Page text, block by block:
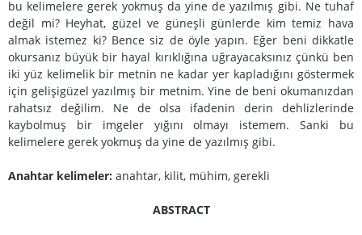
bu kelimelere gerek yokmuş da yine de yazılmış gibi. Ne tuhaf
değil mi? Heyhat, güzel ve güneşli günlerde kim temiz hava
almak istemez ki? Bence siz de öyle yapın. Eğer beni dikkatle
okursanız büyük bir hayal kırıklığına uğrayacaksınız çünkü ben
iki yüz kelimelik bir metnin ne kadar yer kapladığını göstermek
için gelişigüzel yazılmış bir metnim. Yine de beni okumanızdan
rahatsız değilim. Ne de olsa ifadenin derin dehlizlerinde
kaybolmuş bir imgeler yığını olmayı istemem. Sanki bu
kelimelere gerek yokmuş da yine de yazılmış gibi.
Anahtar kelimeler: anahtar, kilit, mühim, gerekli
ABSTRACT